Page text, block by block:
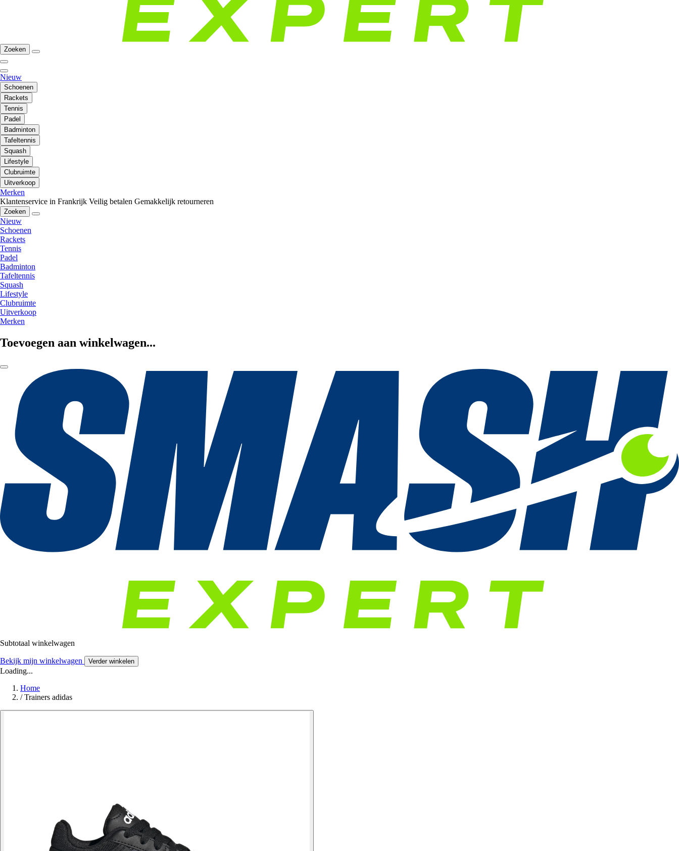
Zoeken
Nieuw
Schoenen
Rackets
Tennis
Padel
Badminton
Tafeltennis
Squash
Lifestyle
Clubruimte
Uitverkoop
Merken
Klantenservice in Frankrijk Veilig betalen Gemakkelijk retourneren
Zoeken
Nieuw
Schoenen
Rackets
Tennis
Padel
Badminton
Tafeltennis
Squash
Lifestyle
Clubruimte
Uitverkoop
Merken
Toevoegen aan winkelwagen...
Subtotaal winkelwagen
Bekijk mijn winkelwagen Verder winkelen
Loading...
Home
/ Trainers adidas